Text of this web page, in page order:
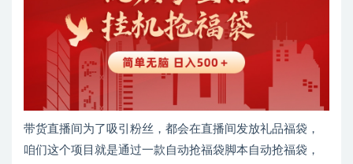
带货直播间为了吸引粉丝，都会在直播间发放礼品福袋，
咱们这个项目就是通过一款自动抢福袋脚本自动抢福袋，